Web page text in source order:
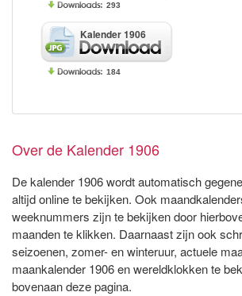
293
Kalender 1906
184
Over de Kalender 1906
De kalender 1906 wordt automatisch
altijd online te bekijken. Ook
weeknummers zijn te bekijken door
maanden te klikken. Daarnaast zijn ook
seizoenen, zomer- en winteruur, actuele
maankalender 1906 en wereldklokken te
bovenaan deze pagina.